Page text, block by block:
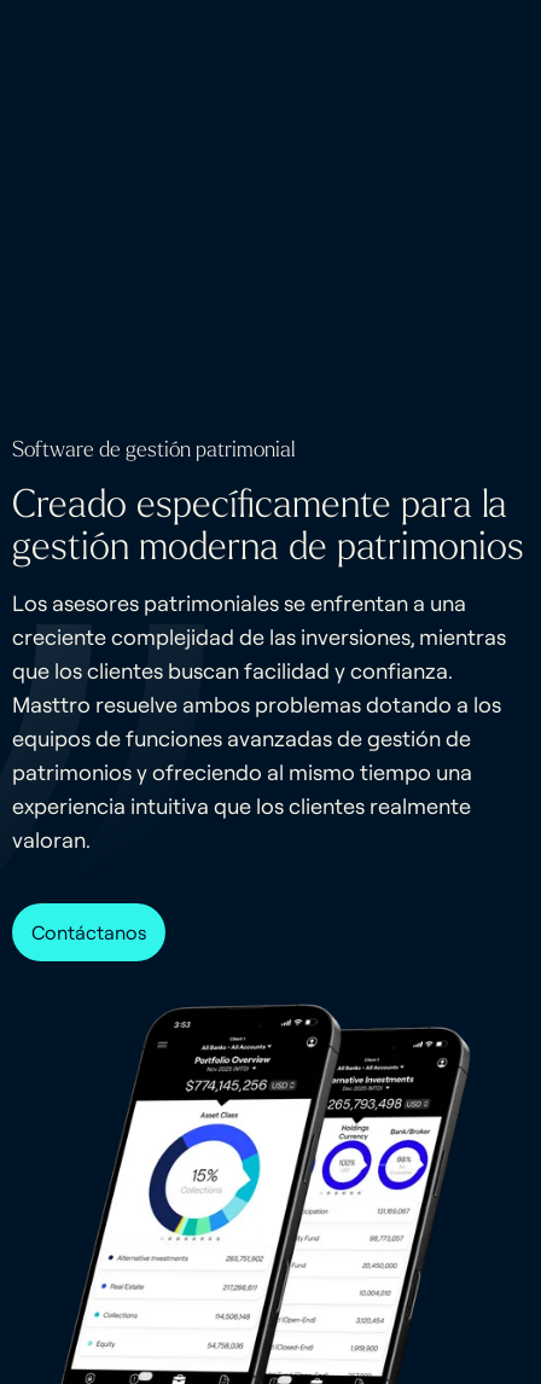
Software de gestión patrimonial
Creado específicamente para la
gestión moderna de patrimonios
Los asesores patrimoniales se enfrentan a una
creciente complejidad de las inversiones, mientras
que los clientes buscan facilidad y confianza.
Masttro resuelve ambos problemas dotando a los
equipos de funciones avanzadas de gestión de
patrimonios y ofreciendo al mismo tiempo una
experiencia intuitiva que los clientes realmente
valoran.
Contáctanos